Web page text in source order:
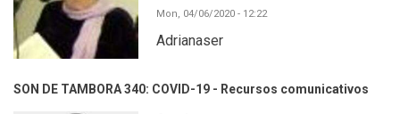
Mon, 04/06/2020 - 12:22
Adrianaser
SON DE TAMBORA 340: COVID-19 - Recursos comunicativos